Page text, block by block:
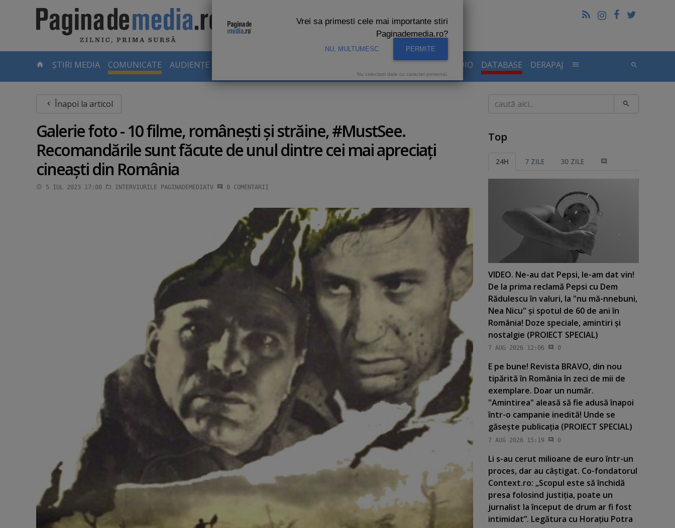
ȘTIRI MEDIA COMUNICATE AUDIENȚE TV AUDIENTE RADIO DATABASE DERAPAJ
Înapoi la articol
Galerie foto - 10 filme, româneşti şi străine, #MustSee.
Recomandările sunt făcute de unul dintre cei mai apreciaţi
cineaşti din România
5 IUL 2023 17:00 INTERVIURILE PAGINADEMEDIATV 0 COMENTARII
Caută
Top
24H 7 ZILE 30 ZILE
VIDEO. Ne-au dat Pepsi, le-am dat vin!
De la prima reclamă Pepsi cu Dem
Rădulescu în valuri, la "nu mă-nnebuni,
Nea Nicu" şi spotul de 60 de ani în
România! Doze speciale, amintiri şi
nostalgie (PROIECT SPECIAL)
7 AUG 2026 12:06 0
E pe bune! Revista BRAVO, din nou
tipărită în România în zeci de mii de
exemplare. Doar un număr.
"Amintirea" aleasă să fie adusă înapoi
într-o campanie inedită! Unde se
găseşte publicaţia (PROIECT SPECIAL)
7 AUG 2026 15:19 0
Li s-au cerut milioane de euro într-un
proces, dar au câştigat. Co-fondatorul
Context.ro: „Scopul este să închidă
presa folosind justiţia, poate un
jurnalist la început de drum ar fi fost
intimidat”. Legătura cu Horaţiu Potra
Vrei sa primesti cele mai importante stiri
Paginademedia.ro?
NU, MULTUMESC PERMITE
Nu colectam date cu caracter personal.